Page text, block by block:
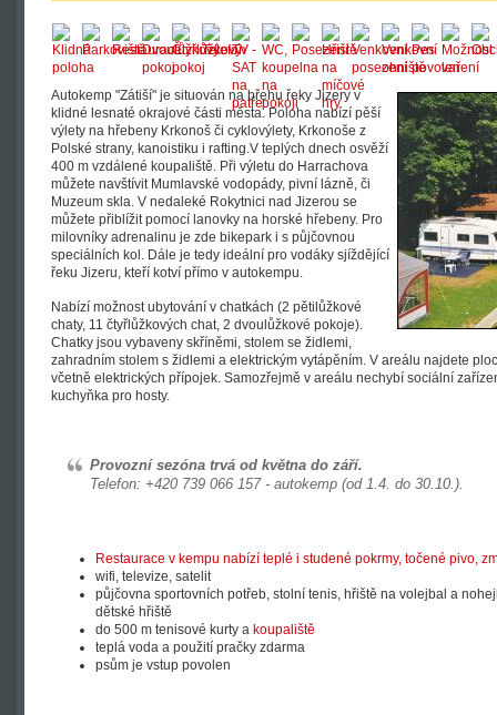
Autokemp "Zátiší" je situován na břehu řeky Jizery v
klidné lesnaté okrajové části města. Poloha nabízí pěší
výlety na hřebeny Krkonoš či cyklovýlety, Krkonoše z
Polské strany, kanoistiku i rafting.V teplých dnech osvěží
400 m vzdálené koupaliště. Při výletu do Harrachova
můžete navštívit Mumlavské vodopády, pivní lázně, či
Muzeum skla. V nedaleké Rokytnici nad Jizerou se
můžete přiblížit pomocí lanovky na horské hřebeny. Pro
milovníky adrenalinu je zde bikepark i s půjčovnou
speciálních kol. Dále je tedy ideální pro vodáky sjíždějící
řeku Jizeru, kteří kotví přímo v autokempu.
Nabízí možnost ubytování v chatkách (2 pětilůžkové
chaty, 11 čtyřlůžkových chat, 2 dvoulůžkové pokoje).
Chatky jsou vybaveny skříněmi, stolem se židlemi,
zahradním stolem s židlemi a elektrickým vytápěním. V areálu najdete
včetně elektrických přípojek. Samozřejmě v areálu nechybí sociální
kuchyňka pro hosty.
Provozní sezóna trvá od května do září.
Telefon: +420 739 066 157 - autokemp (od 1.4. do 30.10.).
Restaurace v kempu nabízí teplé i studené pokrmy, točené pivo,
wifi, televize, satelit
půjčovna sportovních potřeb, stolní tenis, hřiště na volejbal a
dětské hřiště
do 500 m tenisové kurty a koupaliště
teplá voda a použití pračky zdarma
psům je vstup povolen